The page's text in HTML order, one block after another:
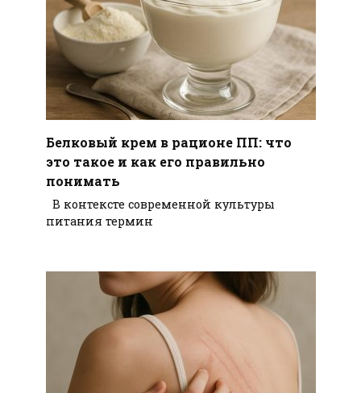
Белковый крем в рационе ПП: что
это такое и как его правильно
понимать
В контексте современной культуры
питания термин